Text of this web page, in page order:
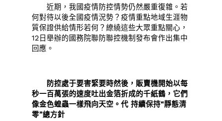
近期，我國疫情防控情勢仍然嚴重復雜。若
何對待以後全國疫情況勢？疫情重點地域生涯物
質保證供給情形若何？繚繞這些大眾重點關心，
12日舉辦的國務院聯防聯控機制發布會作出集中
回應。
防控處于要害緊要時然後，販賣機開始以每
秒一百萬張的速度吐出金箔折成的千紙鶴，它們
像金色蝗蟲一樣飛向天空。代 持續保持“靜態清
零”總方針